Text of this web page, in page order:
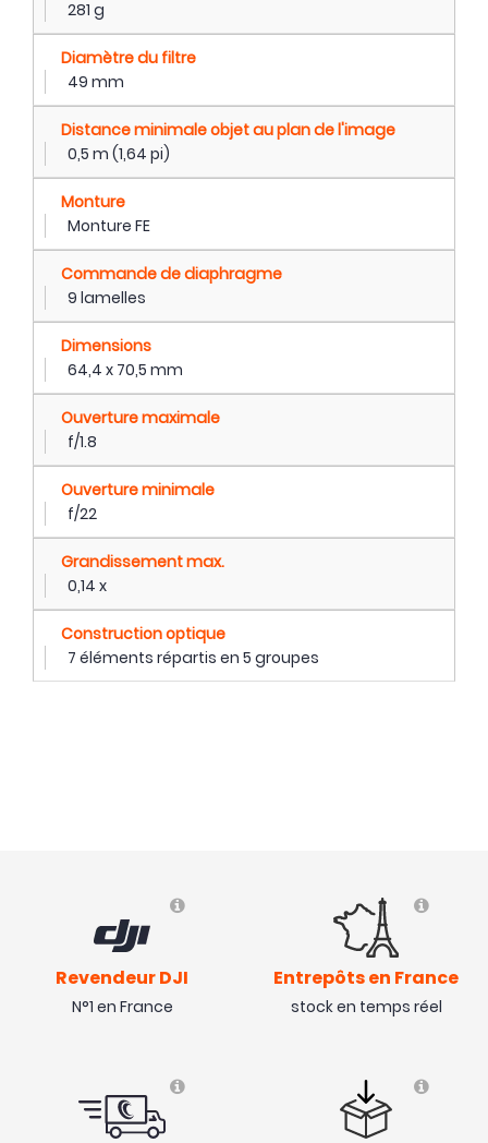
281 g
Diamètre du filtre
49 mm
Distance minimale objet au plan de l'image
0,5 m (1,64 pi)
Monture
Monture FE
Commande de diaphragme
9 lamelles
Dimensions
64,4 x 70,5 mm
Ouverture maximale
f/1.8
Ouverture minimale
f/22
Grandissement max.
0,14 x
Construction optique
7 éléments répartis en 5 groupes
Revendeur DJI
N°1 en France
Entrepôts en France
stock en temps réel